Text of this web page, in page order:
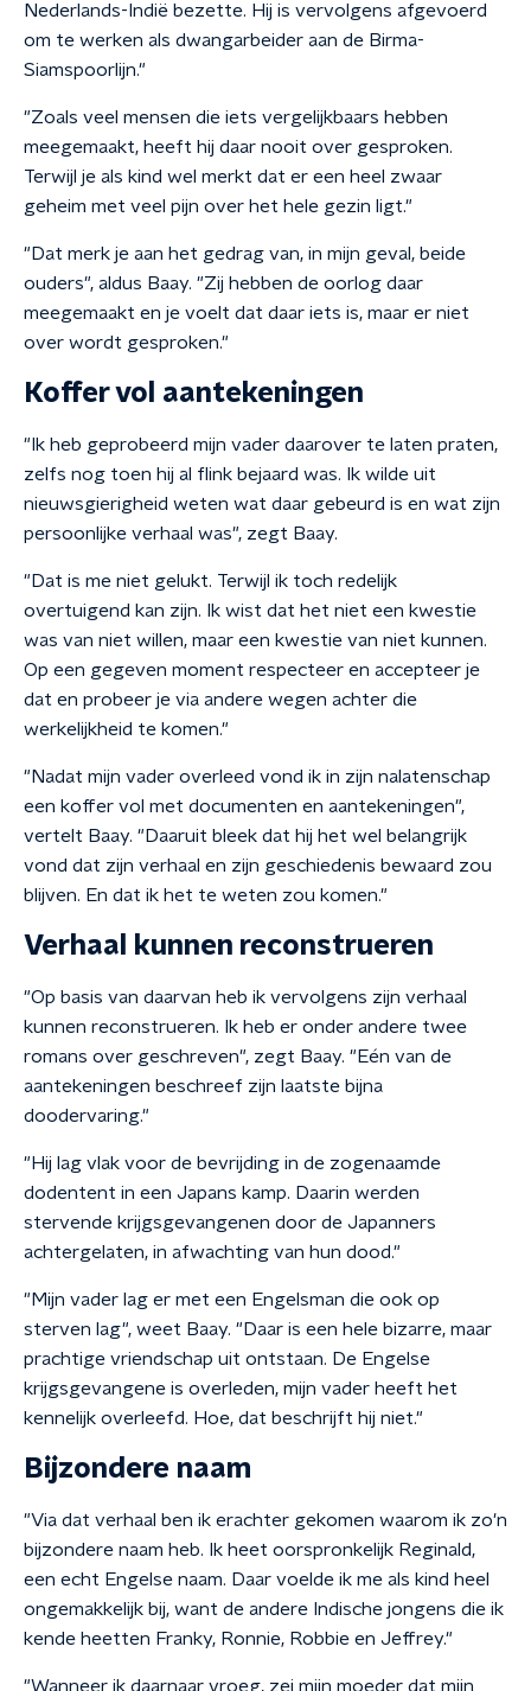
Nederlands-Indië bezette. Hij is vervolgens afgevoerd
om te werken als dwangarbeider aan de Birma-
Siamspoorlijn."
"Zoals veel mensen die iets vergelijkbaars hebben
meegemaakt, heeft hij daar nooit over gesproken.
Terwijl je als kind wel merkt dat er een heel zwaar
geheim met veel pijn over het hele gezin ligt."
"Dat merk je aan het gedrag van, in mijn geval, beide
ouders", aldus Baay. "Zij hebben de oorlog daar
meegemaakt en je voelt dat daar iets is, maar er niet
over wordt gesproken."
Koffer vol aantekeningen
"Ik heb geprobeerd mijn vader daarover te laten praten,
zelfs nog toen hij al flink bejaard was. Ik wilde uit
nieuwsgierigheid weten wat daar gebeurd is en wat zijn
persoonlijke verhaal was", zegt Baay.
"Dat is me niet gelukt. Terwijl ik toch redelijk
overtuigend kan zijn. Ik wist dat het niet een kwestie
was van niet willen, maar een kwestie van niet kunnen.
Op een gegeven moment respecteer en accepteer je
dat en probeer je via andere wegen achter die
werkelijkheid te komen."
"Nadat mijn vader overleed vond ik in zijn nalatenschap
een koffer vol met documenten en aantekeningen",
vertelt Baay. "Daaruit bleek dat hij het wel belangrijk
vond dat zijn verhaal en zijn geschiedenis bewaard zou
blijven. En dat ik het te weten zou komen."
Verhaal kunnen reconstrueren
"Op basis van daarvan heb ik vervolgens zijn verhaal
kunnen reconstrueren. Ik heb er onder andere twee
romans over geschreven", zegt Baay. "Eén van de
aantekeningen beschreef zijn laatste bijna
doodervaring."
"Hij lag vlak voor de bevrijding in de zogenaamde
dodentent in een Japans kamp. Daarin werden
stervende krijgsgevangenen door de Japanners
achtergelaten, in afwachting van hun dood."
"Mijn vader lag er met een Engelsman die ook op
sterven lag", weet Baay. "Daar is een hele bizarre, maar
prachtige vriendschap uit ontstaan. De Engelse
krijgsgevangene is overleden, mijn vader heeft het
kennelijk overleefd. Hoe, dat beschrijft hij niet."
Bijzondere naam
"Via dat verhaal ben ik erachter gekomen waarom ik zo'n
bijzondere naam heb. Ik heet oorspronkelijk Reginald,
een echt Engelse naam. Daar voelde ik me als kind heel
ongemakkelijk bij, want de andere Indische jongens die ik
kende heetten Franky, Ronnie, Robbie en Jeffrey."
"Wanneer ik daarnaar vroeg, zei mijn moeder dat mijn